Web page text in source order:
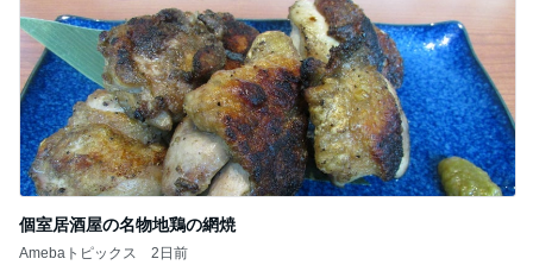
個室居酒屋の名物地鶏の網焼
Amebaトピックス 2日前
記事を読む